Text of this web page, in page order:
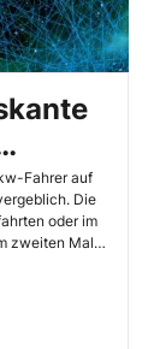
Fahrer auf
Die
oder im
zweiten Mal
Hier
Parkdruck